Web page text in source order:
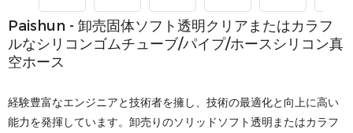
Paishun - 卸売固体ソフト透明クリアまたはカラフ
ルなシリコンゴムチューブ/パイプ/ホースシリコン真
空ホース
経験豊富なエンジニアと技術者を擁し、技術の最適化と向上に高い
能力を発揮しています。卸売りのソリッドソフト透明またはカラフ